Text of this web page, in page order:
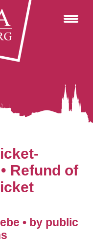
Refund of
• by public